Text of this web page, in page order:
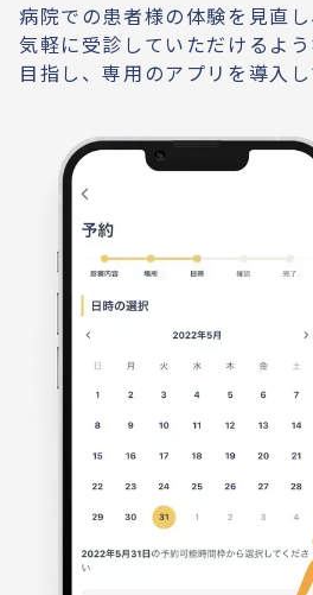
病院での患者様の体験を見直
気軽に受診していただけるよ
目指し、専用のアプリを導入し